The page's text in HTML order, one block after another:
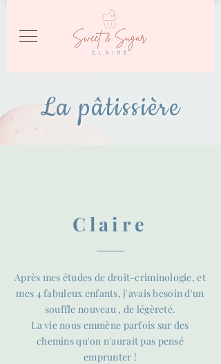
La pâtissière
Claire
Après mes études de droit-criminologie, et
mes 4 fabuleux enfants, j'avais besoin d'un
souffle nouveau , de légèreté.
La vie nous emmène parfois sur des
chemins qu'on n'aurait pas pensé
emprunter !